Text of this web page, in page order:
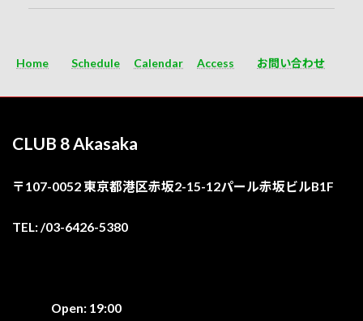
Home Schedule Calendar Access お問い合わせ
CLUB 8 Akasaka
〒107-0052 東京都港区赤坂2-15-12パール赤坂ビルB1F
TEL: /03-6426-5380
Open: 19:00